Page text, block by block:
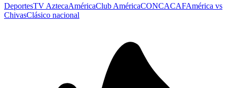
DeportesTV AztecaAméricaClub AméricaCONCACAFAmérica vs
ChivasClásico nacional